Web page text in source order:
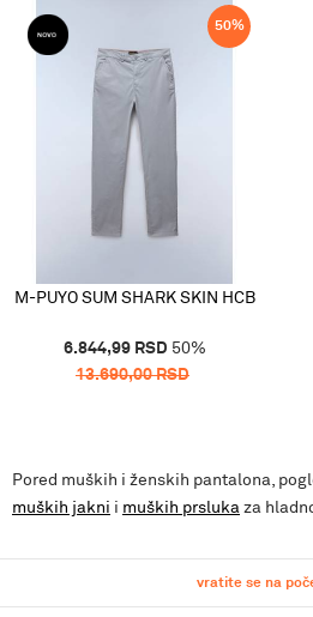
50%
M-PUYO SUM SHARK SKIN HCB
6.844,99 RSD 50%
13.690,00RSD
Pored muških i ženskih pantalona,
muških jakni i muških prsluka za
vratite se na